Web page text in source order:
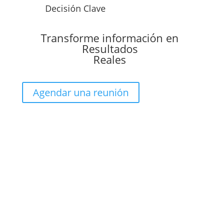
Decisión Clave
Transforme información en
Resultados
Reales
Agendar una reunión